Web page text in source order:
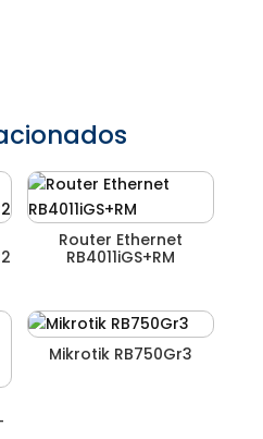
Router Ethernet
RB4011iGS+RM
Mikrotik RB750Gr3